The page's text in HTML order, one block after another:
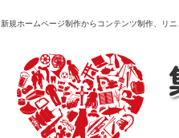
新規ホームページ制作からコンテンツ制作、リ